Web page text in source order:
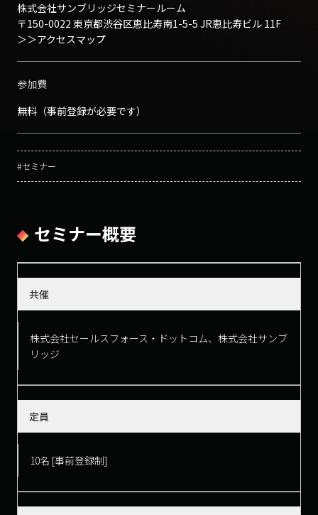
株式会社サンブリッジセミナールーム
〒150-0022 東京都渋谷区恵比寿南1-5-5 JR恵比寿ビル 11F
＞＞アクセスマップ
参加費
無料（事前登録が必要です）
#セミナー
セミナー概要
共催
株式会社セールスフォース・ドットコム、株式会社サンブ
リッジ
定員
10名 [事前登録制]